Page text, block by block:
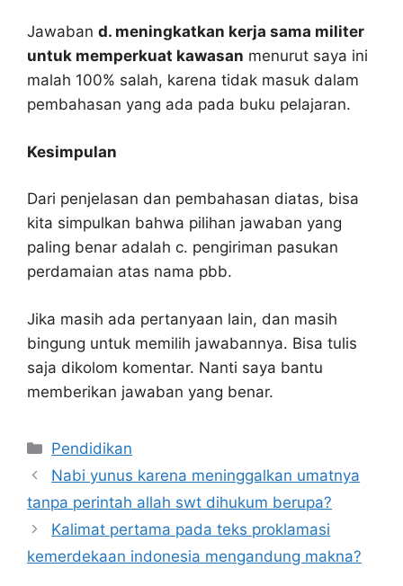
Jawaban d. meningkatkan kerja sama militer
untuk memperkuat kawasan menurut saya ini
malah 100% salah, karena tidak masuk dalam
pembahasan yang ada pada buku pelajaran.
Kesimpulan
Dari penjelasan dan pembahasan diatas, bisa
kita simpulkan bahwa pilihan jawaban yang
paling benar adalah c. pengiriman pasukan
perdamaian atas nama pbb.
Jika masih ada pertanyaan lain, dan masih
bingung untuk memilih jawabannya. Bisa tulis
saja dikolom komentar. Nanti saya bantu
memberikan jawaban yang benar.
Kategori
Pendidikan
Nabi yunus karena meninggalkan umatnya
tanpa perintah allah swt dihukum berupa?
Kalimat pertama pada teks proklamasi
kemerdekaan indonesia mengandung makna?